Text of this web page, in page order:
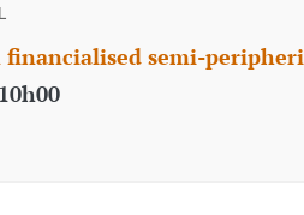
semi-